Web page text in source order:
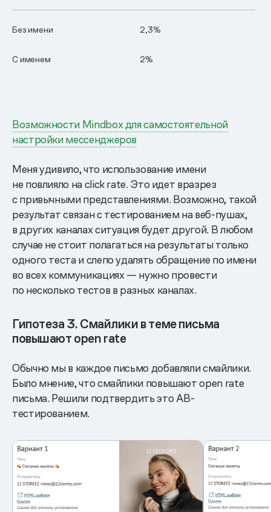
Без имени 2,3%
С именем 2%
Возможности Mindbox для самостоятельной
настройки мессенджеров
Меня удивило, что использование имени
не повлияло на click rate. Это идет вразрез
с привычными представлениями. Возможно, такой
результат связан с тестированием на веб-пушах,
в других каналах ситуация будет другой. В любом
случае не стоит полагаться на результаты только
одного теста и слепо удалять обращение по имени
во всех коммуникациях — нужно провести
по несколько тестов в разных каналах.
Гипотеза 3. Смайлики в теме письма
повышают open rate
Обычно мы в каждое письмо добавляли смайлики.
Было мнение, что смайлики повышают open rate
письма. Решили подтвердить это AB-
тестированием.